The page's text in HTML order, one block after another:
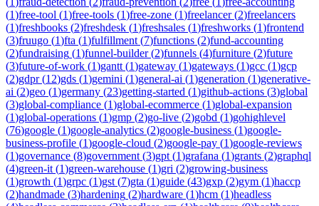
(1)free-tool (1)free-tools (1)free-zone (1)freelancer(2)freelancers
(1)freshbooks (2)freshdesk (1)freshsales (1)freshworks (1)frontend
(3)fruugo (1)fta (1)fulfillment (7)functions (2)fund-accounting
(2)fundraising (1)funnel-builder(2)funnels (4)furniture (2)future
(3)future-of-work (1)gantt (1)gateway (1)gateways (1)gcc (1)gcp
(2)gdpr(12)gds (1)gemini (1)general-ai (1)generation (1)generative-
ai (2)geo (1)germany (23)getting-started (1)github-actions (3)global
(3)global-compliance (1)global-ecommerce (1)global-expansion
(1)global-operations (1)gmp (2)go-live (2)gobd (1)gohighlevel
(76)google (1)google-analytics (2)google-business (1)google-
business-profile (1)google-cloud (2)google-pay (1)google-reviews
(1)governance (8)government (3)gpt (1)grafana (1)grants (2)graphql
(4)green-it (1)green-warehouse (1)gri (2)growing-business
(1)growth (1)grpc (1)gst (7)gta (1)guide (43)gxp (2)gym (1)haccp
(2)handmade (3)hardening (2)hardware (1)hcm (1)headless